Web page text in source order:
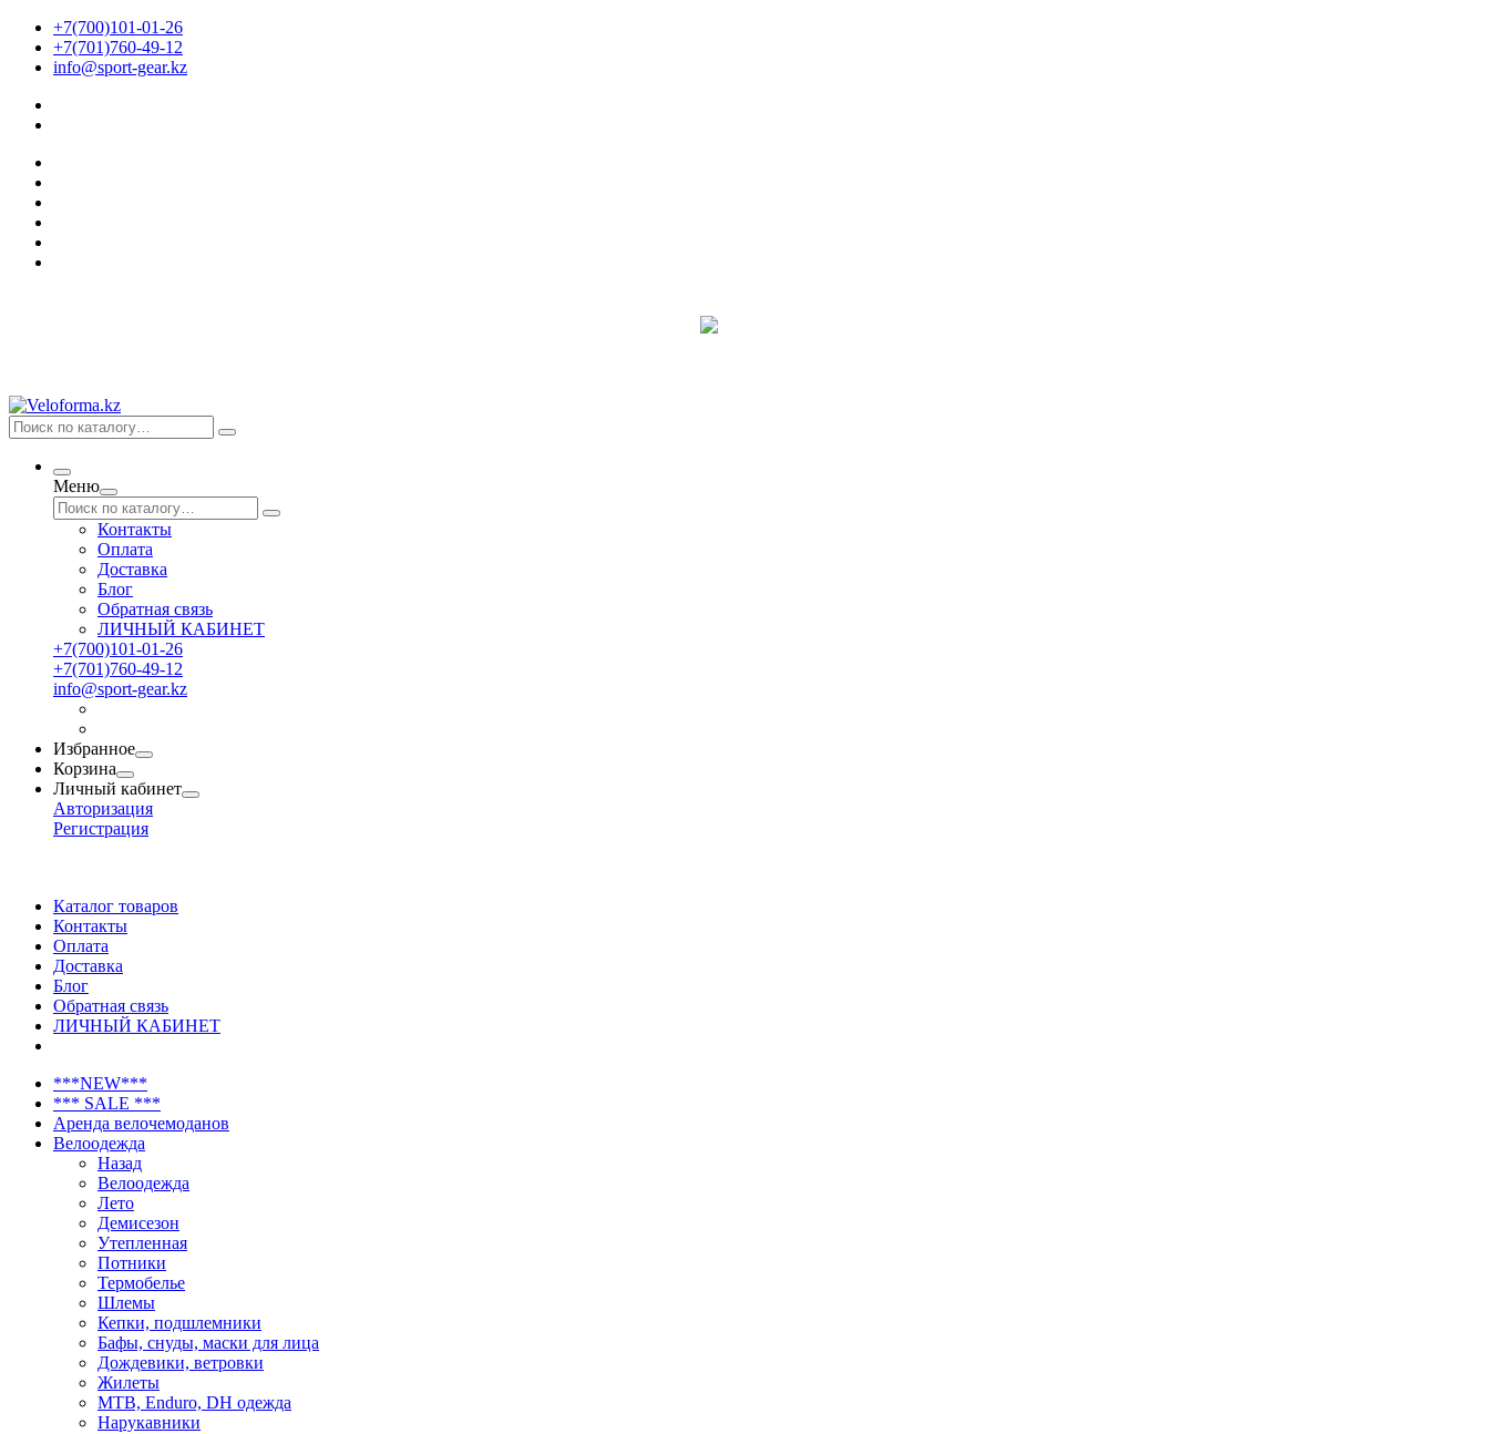
+7(700)101-01-26
+7(701)760-49-12
info@sport-gear.kz
Меню
Контакты
Оплата
Доставка
Блог
Обратная связь
ЛИЧНЫЙ КАБИНЕТ
+7(700)101-01-26
+7(701)760-49-12
info@sport-gear.kz
Избранное
Корзина
Личный кабинет
Авторизация
Регистрация
Каталог товаров
Контакты
Оплата
Доставка
Блог
Обратная связь
ЛИЧНЫЙ КАБИНЕТ
***NEW***
*** SALE ***
Аренда велочемоданов
Велоодежда
Назад
Велоодежда
Лето
Демисезон
Утепленная
Потники
Термобелье
Шлемы
Кепки, подшлемники
Бафы, снуды, маски для лица
Дождевики, ветровки
Жилеты
MTB, Enduro, DH одежда
Нарукавники